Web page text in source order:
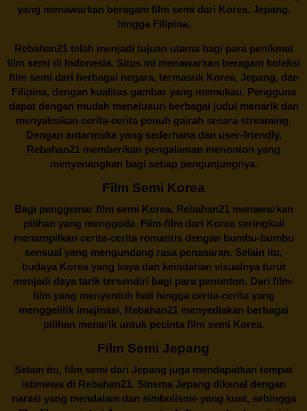
yang menawarkan beragam film semi dari Korea, Jepang,
hingga Filipina.
Rebahan21telah menjadi tujuan utama bagi para penikmat
film semi di Indonesia. Situs ini menawarkan beragam koleksi
film semi dari berbagai negara, termasuk Korea, Jepang, dan
Filipina, dengan kualitas gambar yang memukau. Pengguna
dapat dengan mudah menelusuri berbagai judul menarik dan
menyaksikan cerita-cerita penuh gairah secara streaming.
Dengan antarmuka yang sederhana dan user-friendly,
Rebahan21 memberikan pengalaman menonton yang
menyenangkan bagi setiap pengunjungnya.
Film Semi Korea
Bagi penggemar film semi Korea, Rebahan21menawarkan
pilihan yang menggoda. Film-film dari Korea seringkali
menampilkan cerita-cerita romantis dengan bumbu-bumbu
sensual yang mengundang rasa penasaran. Selain itu,
budaya Korea yang kaya dan keindahan visualnya turut
menjadi daya tarik tersendiri bagi para penonton. Dari film-
film yang menyentuh hati hingga cerita-cerita yang
menggelitik imajinasi, Rebahan21 menyediakan berbagai
pilihan menarik untuk pecinta film semi Korea.
Film Semi Jepang
Selain itu, film semi dari Jepang juga mendapatkan tempat
istimewa di Rebahan21. Sinema Jepang dikenal dengan
narasi yang mendalam dan simbolisme yang kuat, sehingga